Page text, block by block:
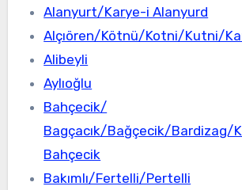
Alanyurt/Karye-i Alanyurd
Alçıören/Kötnü/Kotni/Kutni/
Alibeyli
Aylıoğlu
Bahçecik/
Bagçacık/Bağçecik/Bardizag/
Bahçecik
Bakımlı/Fertelli/Pertelli